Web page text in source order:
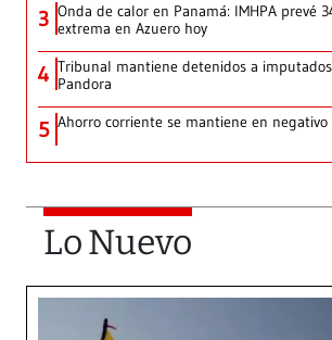
3 Onda de calor en Panamá: IMHPA prevé
extrema en Azuero hoy
4 Tribunal mantiene detenidos a
Pandora
5 Ahorro corriente se mantiene en
Lo Nuevo